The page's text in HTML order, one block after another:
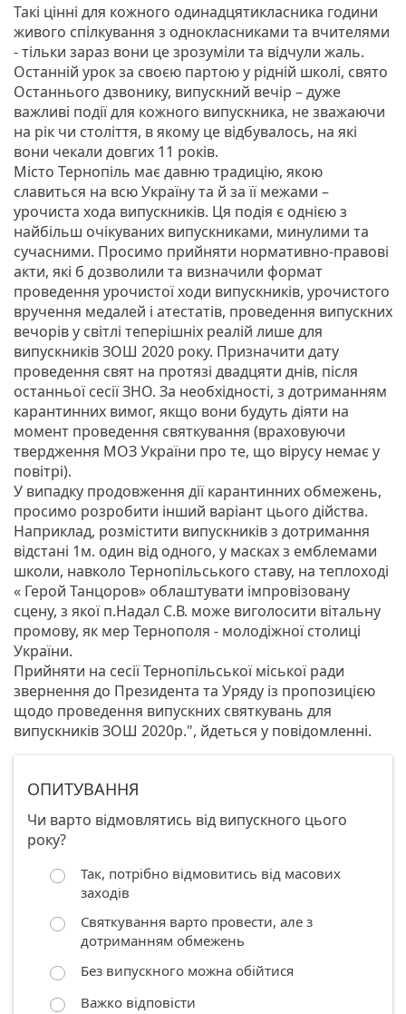
Такі цінні для кожного одинадцятикласника години
живого спілкування з однокласниками та вчителями
- тільки зараз вони це зрозуміли та відчули жаль.
Останній урок за своєю партою у рідній школі, свято
Останнього дзвонику, випускний вечір – дуже
важливі події для кожного випускника, не зважаючи
на рік чи століття, в якому це відбувалось, на які
вони чекали довгих 11 років.
Місто Тернопіль має давню традицію, якою
славиться на всю Україну та й за її межами –
урочиста хода випускників. Ця подія є однією з
найбільш очікуваних випускниками, минулими та
сучасними. Просимо прийняти нормативно-правові
акти, які б дозволили та визначили формат
проведення урочистої ходи випускників, урочистого
вручення медалей і атестатів, проведення випускних
вечорів у світлі теперішніх реалій лише для
випускників ЗОШ 2020 року. Призначити дату
проведення свят на протязі двадцяти днів, після
останньої сесії ЗНО. За необхідності, з дотриманням
карантинних вимог, якщо вони будуть діяти на
момент проведення святкування (враховуючи
твердження МОЗ України про те, що вірусу немає у
повітрі).
У випадку продовження дії карантинних обмежень,
просимо розробити інший варіант цього дійства.
Наприклад, розмістити випускників з дотримання
відстані 1м. один від одного, у масках з емблемами
школи, навколо Тернопільського ставу, на теплоході
« Герой Танцоров» облаштувати імпровізовану
сцену, з якої п.Надал С.В. може виголосити вітальну
промову, як мер Тернополя - молодіжної столиці
України.
Прийняти на сесії Тернопільської міської ради
звернення до Президента та Уряду із пропозицією
щодо проведення випускних святкувань для
випускників ЗОШ 2020р.", йдеться у повідомленні.
ОПИТУВАННЯ
Чи варто відмовлятись від випускного цього
року?
Так, потрібно відмовитись від масових
заходів
Святкування варто провести, але з
дотриманням обмежень
Без випускного можна обійтися
Важко відповісти